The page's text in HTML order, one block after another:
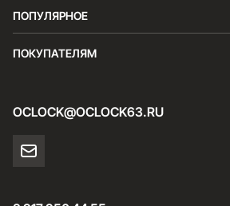
ПОПУЛЯРНОЕ
ПОКУПАТЕЛЯМ
OCLOCK@OCLOCK63.RU